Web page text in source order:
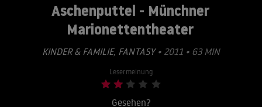
Aschenputtel - Münchner
Marionettentheater
KINDER & FAMILIE, FANTASY• 2011 • 63 MIN
Lesermeinung
Gesehen?